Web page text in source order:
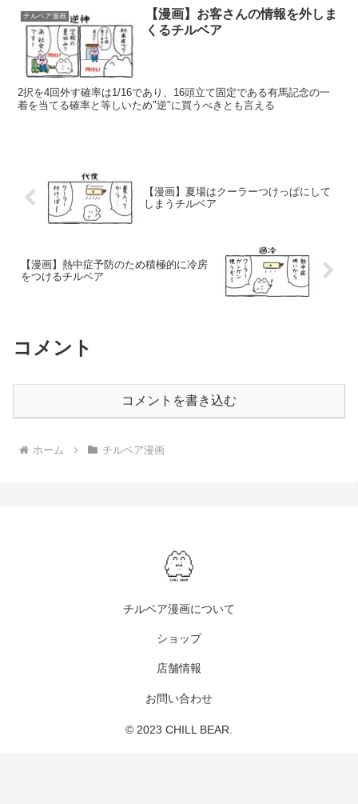
チルベア漫画
【漫画】お客さんの情報を外しま
くるチルベア
2択を4回外す確率は1/16であり、16頭立て固定である有馬記念の一
着を当てる確率と等しいため"逆"に買うべきとも言える
【漫画】夏場はクーラーつけっぱにして
しまうチルベア
【漫画】熱中症予防のため積極的に冷房
をつけるチルベア
コメント
コメントを書き込む
ホーム チルベア漫画
チルベア漫画について
ショップ
店舗情報
お問い合わせ
© 2023 CHILL BEAR.